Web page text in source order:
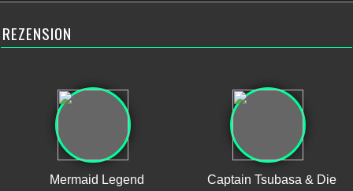
REZENSION
Mermaid Legend
Captain Tsubasa & Die